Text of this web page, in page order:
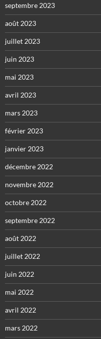
septembre 2023
août 2023
juillet 2023
juin 2023
mai 2023
avril 2023
mars 2023
février 2023
janvier 2023
décembre 2022
novembre 2022
octobre 2022
septembre 2022
août 2022
juillet 2022
juin 2022
mai 2022
avril 2022
mars 2022